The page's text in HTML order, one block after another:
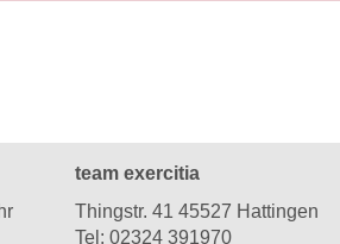
team exercitia
Thingstr. 41 45527 Hattingen
Tel: 02324 391970